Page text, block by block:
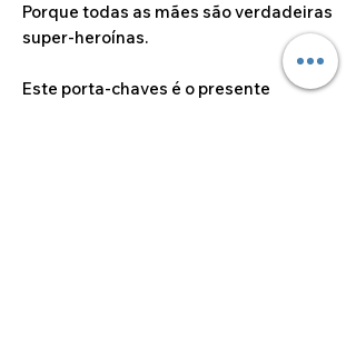
Porque todas as mães são verdadeiras
super-heroínas.
Este porta-chaves é o presente